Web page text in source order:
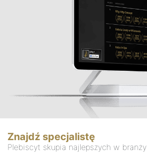
Znajdź specjalistę
Plebiscyt skupia najlepszych w branży